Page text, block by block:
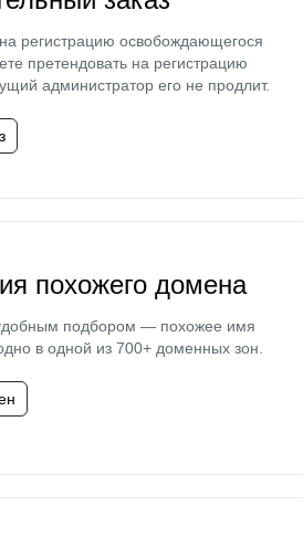
регистрацию освобождающегося
претендовать на регистрацию
администратор его не продлит.
похожего домена
подбором — похожее имя
в одной из 700+ доменных зон.